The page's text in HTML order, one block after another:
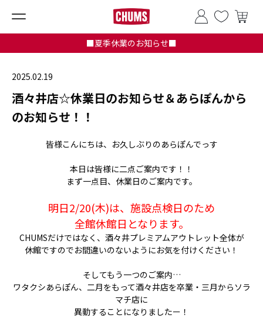
■夏季休業のお知らせ■
2025.02.19
酒々井店☆休業日のお知らせ＆あらぽんから
のお知らせ！！
皆様こんにちは、お久しぶりのあらぽんでっす
本日は皆様に二点ご案内です！！
まず一点目、休業日のご案内です。
明日2/20(木)は、施設点検日のため
全館休館日となります。
CHUMSだけではなく、酒々井プレミアムアウトレット全体が
休館ですのでお間違いのないようにお気を付けください！
そしてもう一つのご案内…
ワタクシあらぽん、二月をもって酒々井店を卒業・三月からソラ
マチ店に
異動することになりましたー！